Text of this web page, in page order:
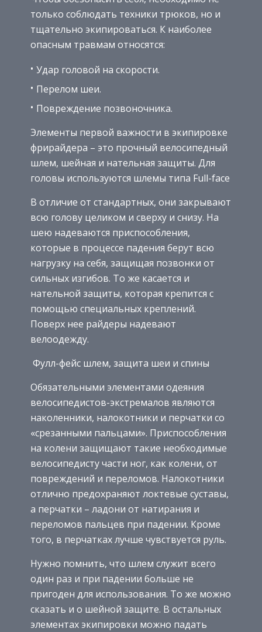
только соблюдать техники трюков, но и
тщательно экипироваться. К наиболее
опасным травмам относятся:
Удар головой на скорости.
Перелом шеи.
Повреждение позвоночника.
Элементы первой важности в экипировке
фрирайдера – это прочный велосипедный
шлем, шейная и нательная защиты. Для
головы используются шлемы типа Full-face
В отличие от стандартных, они закрывают
всю голову целиком и сверху и снизу. На
шею надеваются приспособления,
которые в процессе падения берут всю
нагрузку на себя, защищая позвонки от
сильных изгибов. То же касается и
нательной защиты, которая крепится с
помощью специальных креплений.
Поверх нее райдеры надевают
велоодежду.
Фулл-фейс шлем, защита шеи и спины
Обязательными элементами одеяния
велосипедистов-экстремалов являются
наколенники, налокотники и перчатки со
«срезанными пальцами». Приспособления
на колени защищают такие необходимые
велосипедисту части ног, как колени, от
повреждений и переломов. Налокотники
отлично предохраняют локтевые суставы,
а перчатки – ладони от натирания и
переломов пальцев при падении. Кроме
того, в перчатках лучше чувствуется руль.
Нужно помнить, что шлем служит всего
один раз и при падении больше не
пригоден для использования. То же можно
сказать и о шейной защите. В остальных
элементах экипировки можно падать